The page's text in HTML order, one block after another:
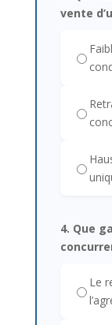
vente
4. Que
Le